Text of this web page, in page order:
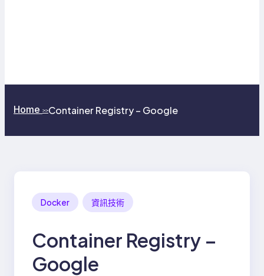
Home >>Container Registry – Google
Docker 資訊技術
Container Registry –
Google